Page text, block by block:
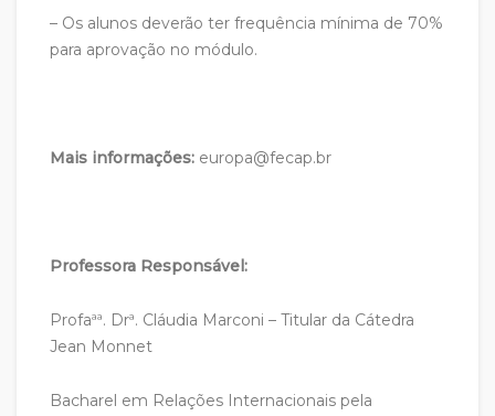
– Os alunos deverão ter frequência mínima de 70%
para aprovação no módulo.
Mais informações: europa@fecap.br
Professora Responsável:
Profaªª. Drª. Cláudia Marconi – Titular da Cátedra
Jean Monnet
Bacharel em Relações Internacionais pela